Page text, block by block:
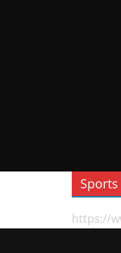
https://